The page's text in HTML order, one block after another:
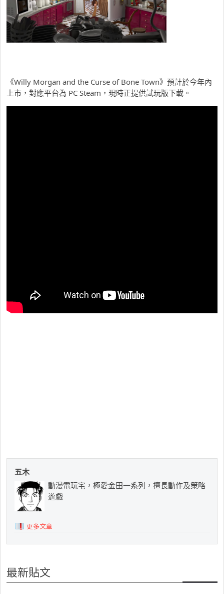
《Willy Morgan and the Curse of Bone Town》預計於今年內
上市，對應平台為 PC Steam，現時正提供試玩版下載。
五木
動漫電玩宅，極愛金田一系列，擅長動作及策略
遊戲
更多文章
最新貼文